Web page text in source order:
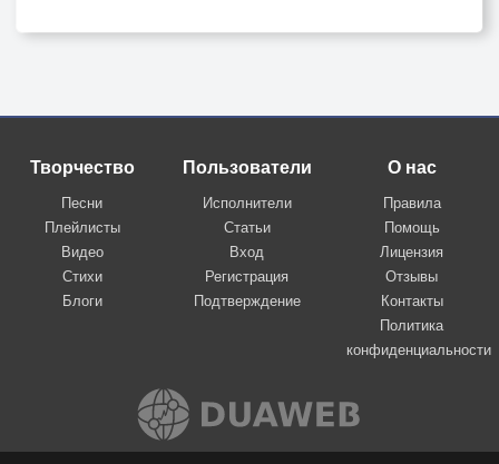
Творчество
Песни
Плейлисты
Видео
Стихи
Блоги
Пользователи
Исполнители
Статьи
Вход
Регистрация
Подтверждение
О нас
Правила
Помощь
Лицензия
Отзывы
Контакты
Политика
конфиденциальности